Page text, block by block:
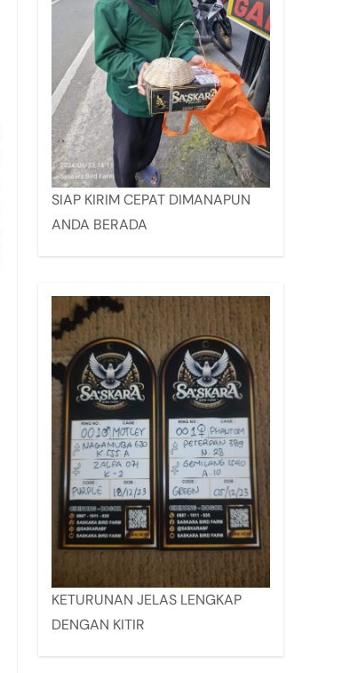
SIAP KIRIM CEPAT DIMANAPUN
ANDA BERADA
KETURUNAN JELAS LENGKAP
DENGAN KITIR